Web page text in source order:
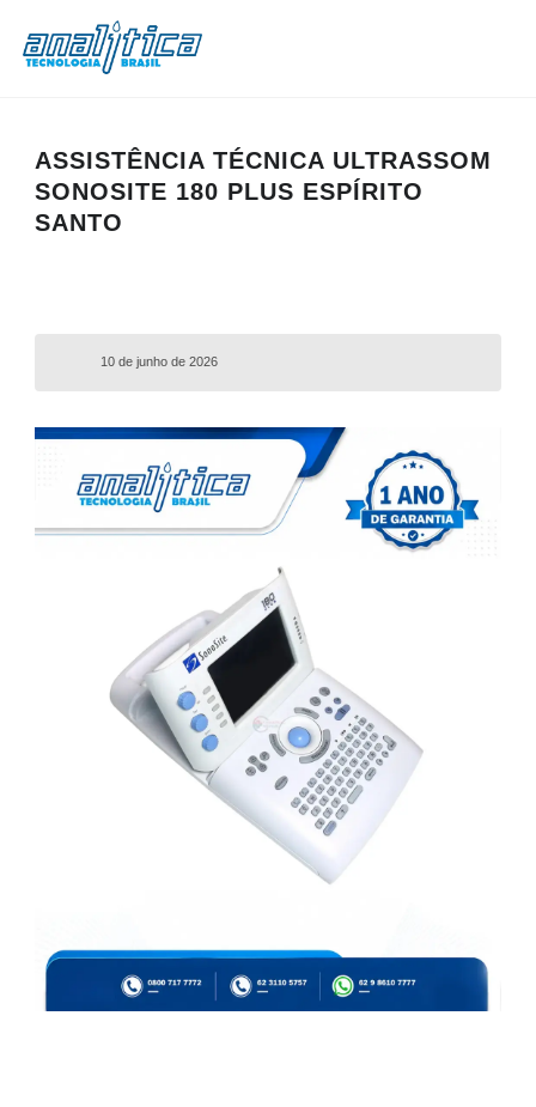
ASSISTÊNCIA TÉCNICA ULTRASSOM
SONOSITE 180 PLUS ESPÍRITO
SANTO
10 de junho de 2026